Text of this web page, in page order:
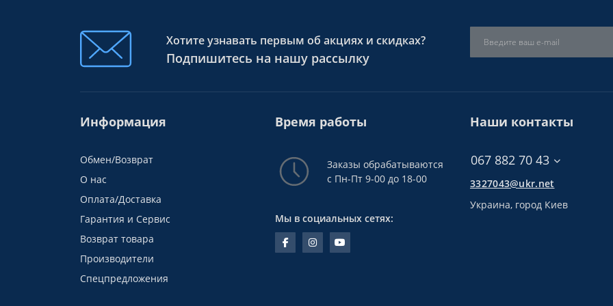
Хотите узнавать первым об акциях и скидках?
Подпишитесь на нашу рассылку
Информация
Обмен/Возврат
О нас
Оплата/Доставка
Гарантия и Сервис
Возврат товара
Производители
Спецпредложения
Время работы
Заказы обрабатываются
с Пн-Пт 9-00 до 18-00
Мы в социальных сетях:
Наши контакты
067 882 70 43
3327043@ukr.net
Украина, город Киев